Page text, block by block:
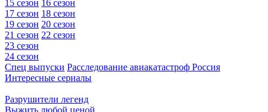
15 сезон 16 сезон
17 сезон 18 сезон
19 сезон 20 сезон
21 сезон 22 сезон
23 сезон
24 сезон
Спец выпуски Расследование авиакатастроф Россия
Интересные сериалы
Разрушители легенд
Выжить любой ценой